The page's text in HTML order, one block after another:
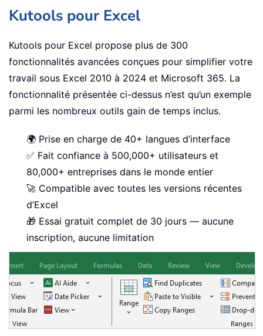
Kutools pour Excel
Kutools pour Excel propose plus de 300
fonctionnalités avancées conçues pour simplifier votre
travail sous Excel 2010 à 2024 et Microsoft 365. La
fonctionnalité présentée ci-dessus n’est qu’un exemple
parmi les nombreux outils gain de temps inclus.
🌍 Prise en charge de 40+ langues d’interface
✅ Fait confiance à 500,000+ utilisateurs et
80,000+ entreprises dans le monde entier
🚀 Compatible avec toutes les versions récentes
d’Excel
🎁 Essai gratuit complet de 30 jours — aucune
inscription, aucune limitation